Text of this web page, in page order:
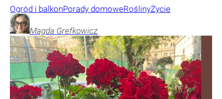
Ogród i balkonPorady domoweRoślinyŻycie
Magda Grefkowicz